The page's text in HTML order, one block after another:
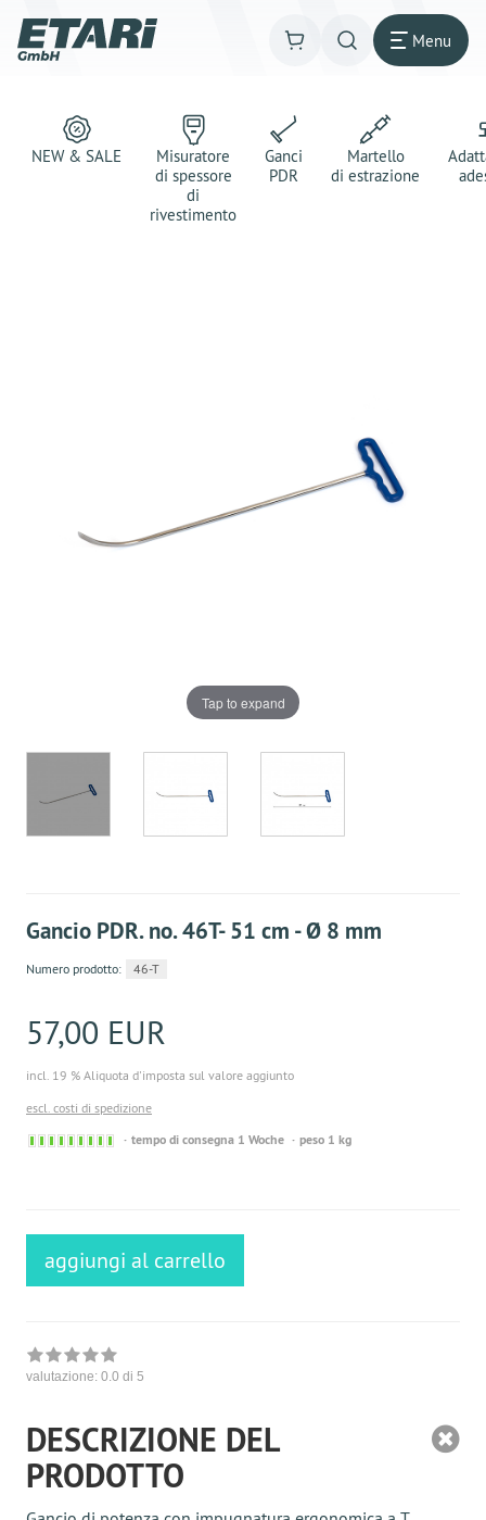
Menu
NEW & SALE
Misuratore
di spessore
di
rivestimento
Ganci
PDR
Martello
di estrazione
Tap to expand
Gancio PDR. no. 46T- 51 cm - Ø 8 mm
Numero prodotto: 46-T
57,00 EUR
incl. 19 % Aliquota d'imposta sul valore aggiunto
escl. costi di spedizione
Sofort
tempo di consegna 1 Woche peso 1 kg
aggiungi al carrello
valutazione: 0.0 di 5
DESCRIZIONE DEL
PRODOTTO